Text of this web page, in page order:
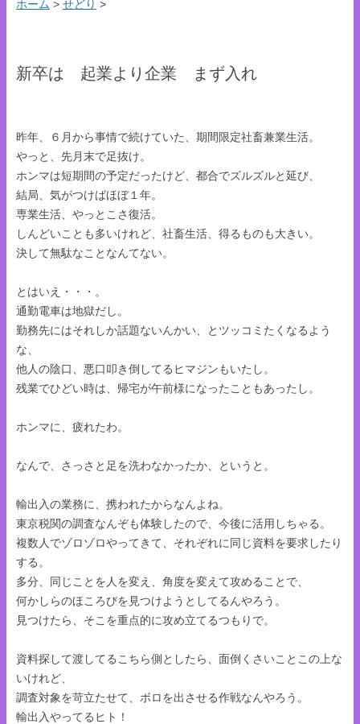
ホーム > せどり >
新卒は 起業より企業 まず入れ
昨年、６月から事情で続けていた、期間限定社畜兼業生活。
やっと、先月末で足抜け。
ホンマは短期間の予定だったけど、都合でズルズルと延び、
結局、気がつけばほぼ１年。
専業生活、やっとこさ復活。
しんどいことも多いけれど、社畜生活、得るものも大きい。
決して無駄なことなんてない。
とはいえ・・・。
通勤電車は地獄だし。
勤務先にはそれしか話題ないんかい、とツッコミたくなるよう
な、
他人の陰口、悪口叩き倒してるヒマジンもいたし。
残業でひどい時は、帰宅が午前様になったこともあったし。
ホンマに、疲れたわ。
なんで、さっさと足を洗わなかったか、というと。
輸出入の業務に、携われたからなんよね。
東京税関の調査なんぞも体験したので、今後に活用しちゃる。
複数人でゾロゾロやってきて、それぞれに同じ資料を要求したり
する。
多分、同じことを人を変え、角度を変えて攻めることで、
何かしらのほころびを見つけようとしてるんやろう。
見つけたら、そこを重点的に攻め立てるつもりで。
資料探して渡してるこちら側としたら、面倒くさいことこの上な
いけれど、
調査対象を苛立たせて、ボロを出させる作戦なんやろう。
輸出入やってるヒト！